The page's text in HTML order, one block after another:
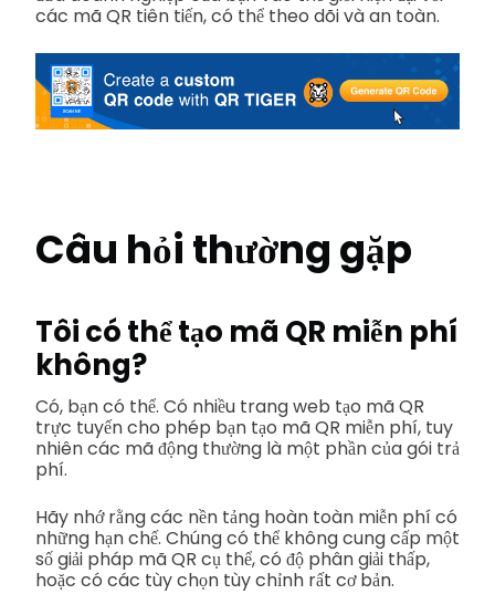
các mã QR tiên tiến, có thể theo dõi và an toàn.
Câu hỏi thường gặp
Tôi có thể tạo mã QR miễn phí
không?
Có, bạn có thể. Có nhiều trang web tạo mã QR
trực tuyến cho phép bạn tạo mã QR miễn phí, tuy
nhiên các mã động thường là một phần của gói trả
phí.
Hãy nhớ rằng các nền tảng hoàn toàn miễn phí có
những hạn chế. Chúng có thể không cung cấp một
số giải pháp mã QR cụ thể, có độ phân giải thấp,
hoặc có các tùy chọn tùy chỉnh rất cơ bản.